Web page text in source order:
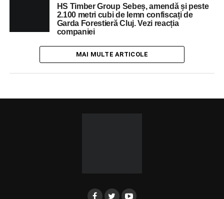
HS Timber Group Sebeș, amendă și peste
2.100 metri cubi de lemn confiscați de
Garda Forestieră Cluj. Vezi reacția
companiei
MAI MULTE ARTICOLE